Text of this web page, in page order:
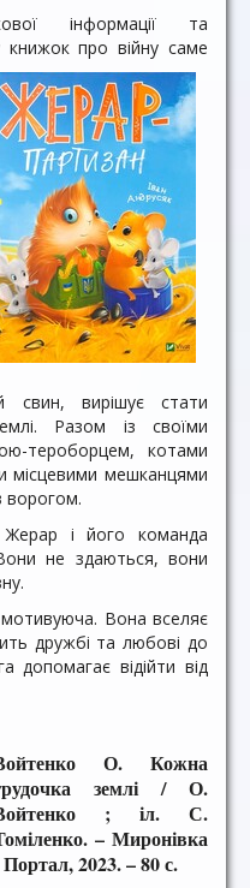
інформації та
книжок про війну саме
свин, вирішує стати
Разом із своїми
тероборцем, котами
місцевими мешканцями
ворогом.
і його команда
не здаються, вони
Вона вселяє
дружбі та любові до
допомагає відійти від
О. Кожна
землі / О.
; іл. С.
– Миронівка
2023. – 80 с.